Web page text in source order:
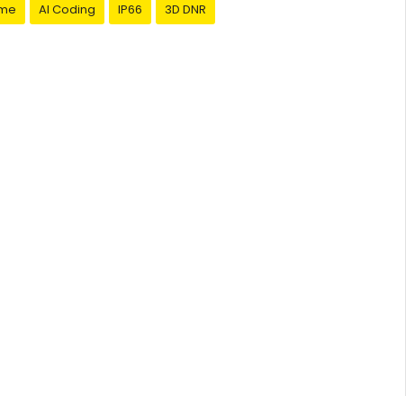
AI Coding IP66 3D DNR